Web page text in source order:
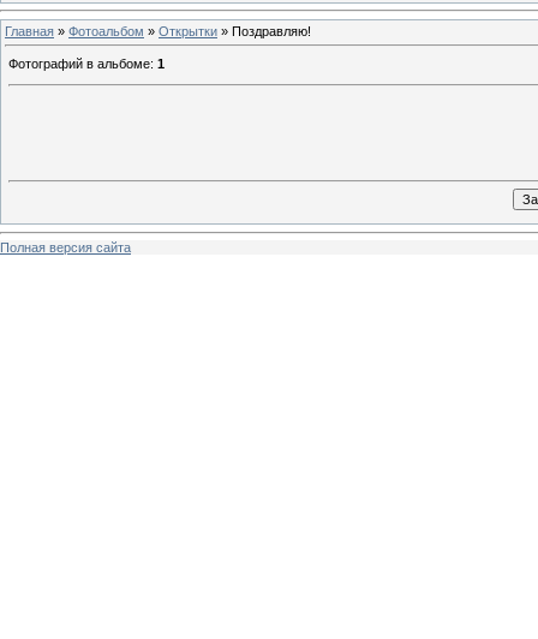
Главная » Фотоальбом » Открытки » Поздравляю!
Фотографий в альбоме: 1
Полная версия сайта